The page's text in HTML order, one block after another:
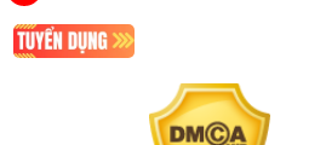
thọ của bulb maxben trung bình là
bạn cần thay thế nó. Ưu việt hơn hẳn